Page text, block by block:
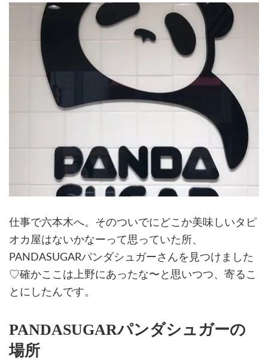
仕事で六本木へ。そのついでにどこか美味しいタピ
オカ屋はないかなーって思っていた所、
PANDASUGARパンダシュガーさんを見つけました
♡確かここは上野にあったな〜と思いつつ、寄るこ
とにしたんです。
PANDASUGARパンダシュガーの
場所